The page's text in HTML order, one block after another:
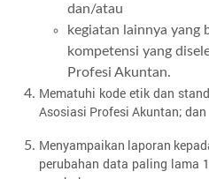
dan/atau
kegiatan lainnya yang
kompetensi yang
Profesi Akuntan.
Mematuhi kode etik dan
Asosiasi Profesi Akuntan; dan
Menyampaikan laporan
perubahan data paling lama